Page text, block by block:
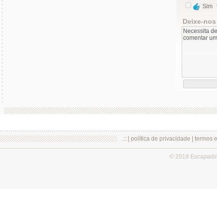
Sim
Deixe-
.:: | política de privacidade termos
© 2018